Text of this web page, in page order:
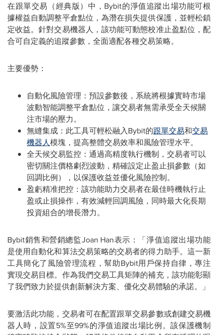
在跟單交易（經典版）中，Bybit的淨值追蹤出場功能可根
據權益自動調整平倉點位，為潛在損失提供保護，並輕松鎖
定收益。針對交易機器人，該功能可動態校准止盈點位，配
合可自定義的追蹤參數，全面適配各種交易策略。
主要優勢：
自動化風險管理：預設參數後，系統將根據實時市場
波動智能調整平倉點位，讓交易者無需承受全天候關
注市場的壓力。
無縫集成：此工具可輕松融入Bybit的跟單交易和交易
機器人模塊，提高整體交易效率和風險管理水平。
全天候交易監控：通過高精度執行機制，交易者可以
密切關注價格劇烈波動，精確設定止盈止損參數（如
回調比例），以保護收益並優化風險控制。
盈虧精准把控：該功能助力交易者在最佳時機執行止
盈或止損操作，有效減輕回調風險，同時最大化長期
投資組合的增長潛力。
Bybit銷售和營銷總監Joan Han表示：「淨值追蹤出場功能
是使用自動化和算法交易策略的交易者的得力助手。這一新
工具簡化了風險管理流程，幫助Bybit用戶保持自律，專注
實現交易目標。作為我們交易工具矩陣的補充，該功能彰顯
了我們致力於提供創新解決方案、優化交易體驗的承諾。」
要激活此功能，交易者可在配置跟單交易參數或創建交易機
器人時，設置5%至99%的淨值追蹤出場比例。該保護機制